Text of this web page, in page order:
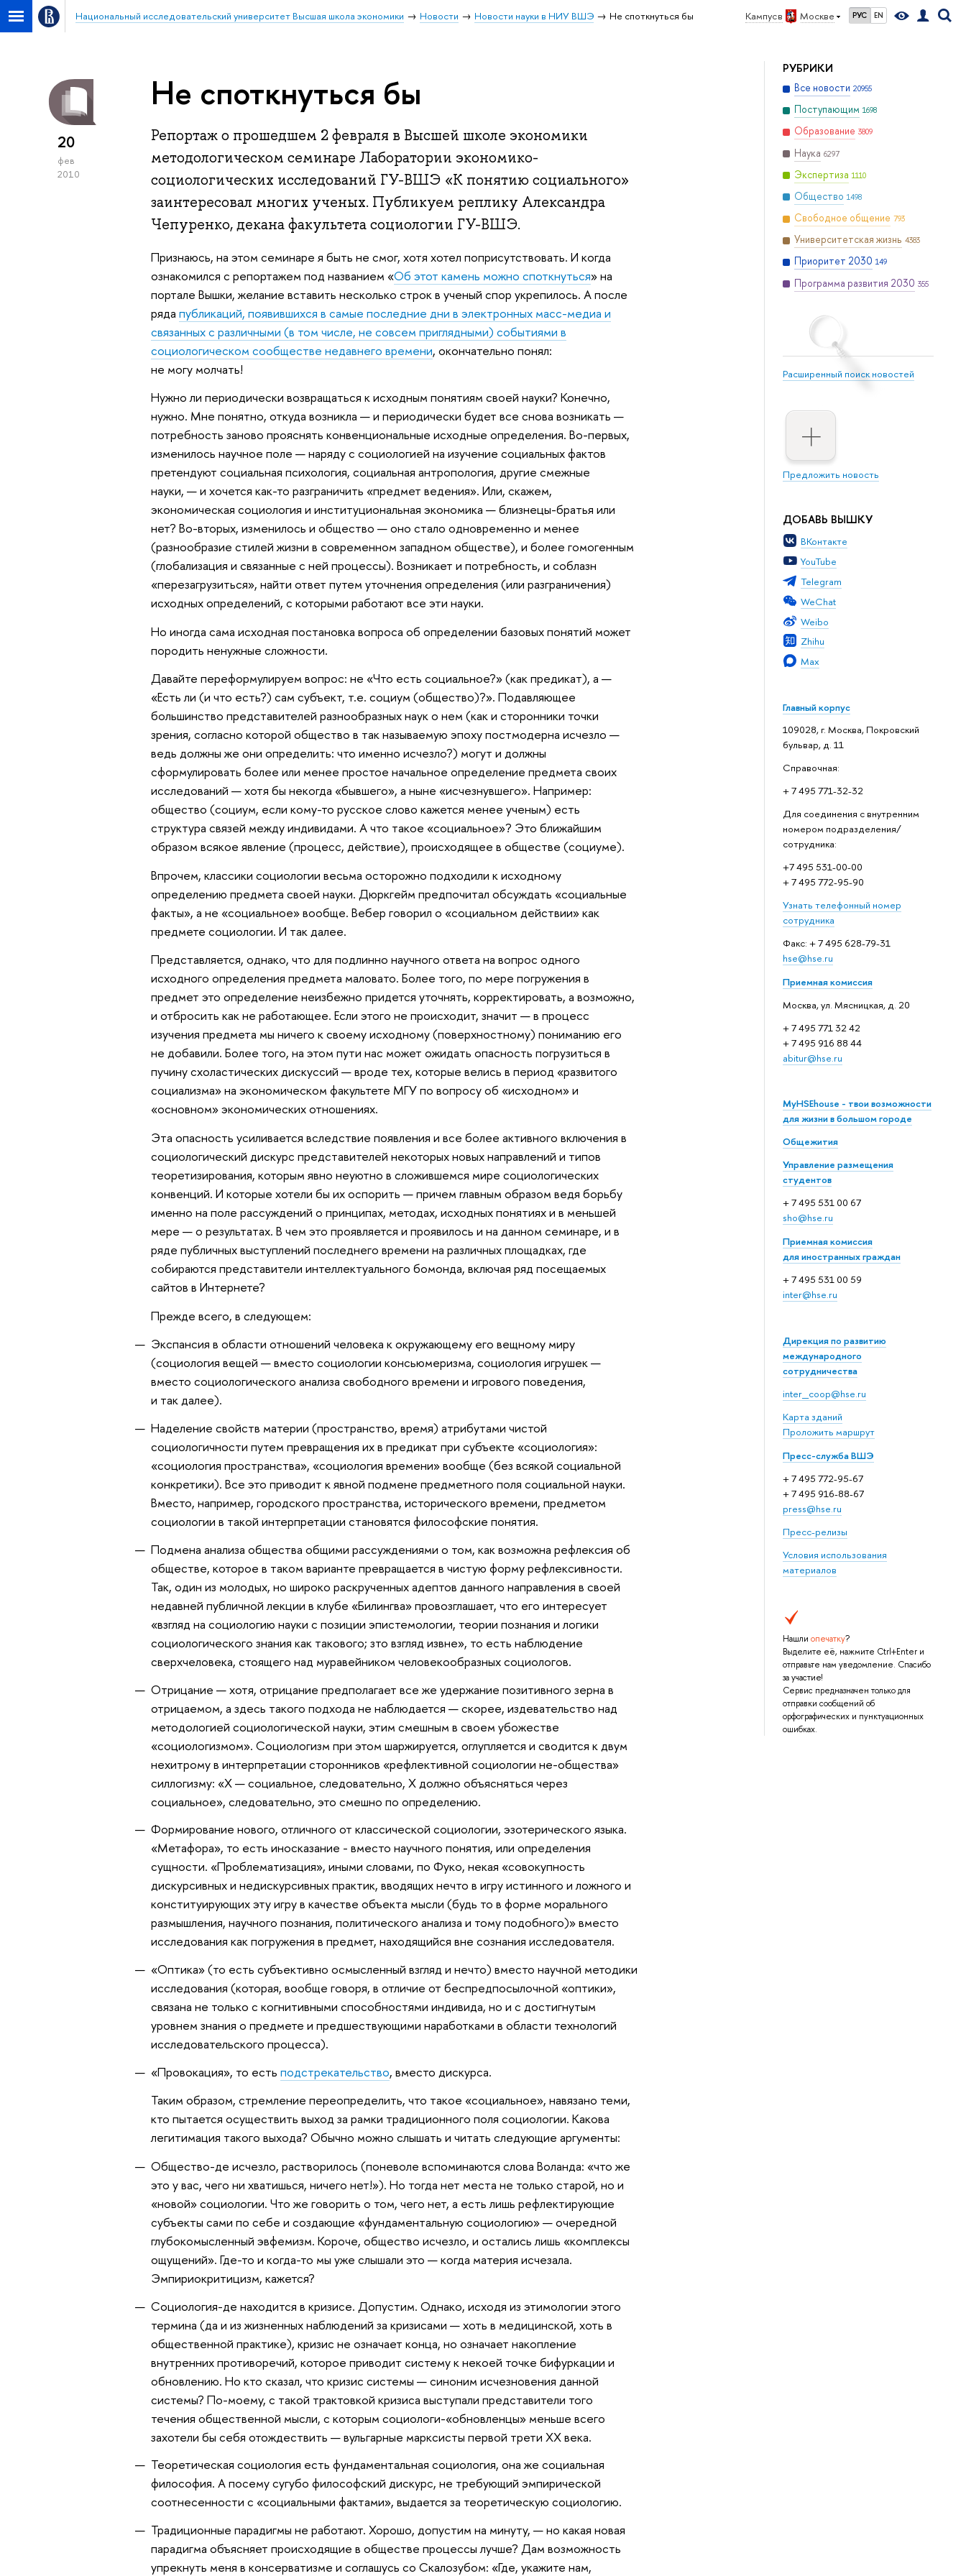
Кампус в Москве РУС EN
Национальный исследовательский университет Высшая школа экономики Новости Новости науки в НИУ ВШЭ Не споткнуться бы
РУБРИКИ
Все новости 20955
Поступающим 1698
Образование 3809
Наука 6297
Экспертиза 1110
Общество 1498
Свободное общение 793
Университетская жизнь 4383
Приоритет 2030 149
Программа развития 2030 355
Расширенный поиск новостей
Предложить новость
ДОБАВЬ ВЫШКУ
ВКонтакте
YouTube
Telegram
WeChat
Weibo
Zhihu
Max
Главный корпус
109028, г. Москва, Покровский
бульвар, д. 11
Справочная:
+ 7 495 771-32-32
Для соединения с внутренним
номером подразделения/
сотрудника:
+7 495 531-00-00
+ 7 495 772-95-90
Узнать телефонный номер
сотрудника
Факс: + 7 495 628-79-31
hse@hse.ru
Приемная комиссия
Москва, ул. Мясницкая, д. 20
+ 7 495 771 32 42
+ 7 495 916 88 44
abitur@hse.ru
MyHSEhouse - твои возможности
для жизни в большом городе
Общежития
Управление размещения
студентов
+ 7 495 531 00 67
sho@hse.ru
Приемная комиссия
для иностранных граждан
+ 7 495 531 00 59
inter@hse.ru
Дирекция по развитию
международного
сотрудничества
inter_coop@hse.ru
Карта зданий
Проложить маршрут
Пресс-служба ВШЭ
+ 7 495 772-95-67
+ 7 495 916-88-67
press@hse.ru
Пресс-релизы
Условия использования
материалов
Нашли опечатку?
Выделите её, нажмите Ctrl+Enter и
отправьте нам уведомление. Спасибо
за участие!
Сервис предназначен только для
отправки сообщений об
орфографических и пунктуационных
ошибках.
20
фев
2010
Не споткнуться бы
Репортаж о прошедшем 2 февраля в Высшей школе экономики
методологическом семинаре Лаборатории экономико-
социологических исследований ГУ-ВШЭ «К понятию социального»
заинтересовал многих ученых. Публикуем реплику Александра
Чепуренко, декана факультета социологии ГУ-ВШЭ.
Признаюсь, на этом семинаре я быть не смог, хотя хотел поприсутствовать. И когда
ознакомился с репортажем под названием «Об этот камень можно споткнуться» на
портале Вышки, желание вставить несколько строк в ученый спор укрепилось. А после
ряда публикаций, появившихся в самые последние дни в электронных масс-медиа и
связанных с различными (в том числе, не совсем приглядными) событиями в
социологическом сообществе недавнего времени, окончательно понял:
не могу молчать!
Нужно ли периодически возвращаться к исходным понятиям своей науки? Конечно,
нужно. Мне понятно, откуда возникла — и периодически будет все снова возникать —
потребность заново прояснять конвенциональные исходные определения. Во-первых,
изменилось научное поле — наряду с социологией на изучение социальных фактов
претендуют социальная психология, социальная антропология, другие смежные
науки, — и хочется как-то разграничить «предмет ведения». Или, скажем,
экономическая социология и институциональная экономика — близнецы-братья или
нет? Во-вторых, изменилось и общество — оно стало одновременно и менее
(разнообразие стилей жизни в современном западном обществе), и более гомогенным
(глобализация и связанные с ней процессы). Возникает и потребность, и соблазн
«перезагрузиться», найти ответ путем уточнения определения (или разграничения)
исходных определений, с которыми работают все эти науки.
Но иногда сама исходная постановка вопроса об определении базовых понятий может
породить ненужные сложности.
Давайте переформулируем вопрос: не «Что есть социальное?» (как предикат), а —
«Есть ли (и что есть?) сам субъект, т.е. социум (общество)?». Подавляющее
большинство представителей разнообразных наук о нем (как и сторонники точки
зрения, согласно которой общество в так называемую эпоху постмодерна исчезло —
ведь должны же они определить: что именно исчезло?) могут и должны
сформулировать более или менее простое начальное определение предмета своих
исследований — хотя бы некогда «бывшего», а ныне «исчезнувшего». Например:
общество (социум, если кому-то русское слово кажется менее ученым) есть
структура связей между индивидами. А что такое «социальное»? Это ближайшим
образом всякое явление (процесс, действие), происходящее в обществе (социуме).
Впрочем, классики социологии весьма осторожно подходили к исходному
определению предмета своей науки. Дюркгейм предпочитал обсуждать «социальные
факты», а не «социальное» вообще. Вебер говорил о «социальном действии» как
предмете социологии. И так далее.
Представляется, однако, что для подлинно научного ответа на вопрос одного
исходного определения предмета маловато. Более того, по мере погружения в
предмет это определение неизбежно придется уточнять, корректировать, а возможно,
и отбросить как не работающее. Если этого не происходит, значит — в процесс
изучения предмета мы ничего к своему исходному (поверхностному) пониманию его
не добавили. Более того, на этом пути нас может ожидать опасность погрузиться в
пучину схоластических дискуссий — вроде тех, которые велись в период «развитого
социализма» на экономическом факультете МГУ по вопросу об «исходном» и
«основном» экономических отношениях.
Эта опасность усиливается вследствие появления и все более активного включения в
социологический дискурс представителей некоторых новых направлений и типов
теоретизирования, которым явно неуютно в сложившемся мире социологических
конвенций. И которые хотели бы их оспорить — причем главным образом ведя борьбу
именно на поле рассуждений о принципах, методах, исходных понятиях и в меньшей
мере — о результатах. В чем это проявляется и проявилось и на данном семинаре, и в
ряде публичных выступлений последнего времени на различных площадках, где
собираются представители интеллектуального бомонда, включая ряд посещаемых
сайтов в Интернете?
Прежде всего, в следующем:
Экспансия в области отношений человека к окружающему его вещному миру
(социология вещей — вместо социологии консьюмеризма, социология игрушек —
вместо социологического анализа свободного времени и игрового поведения,
и так далее).
Наделение свойств материи (пространство, время) атрибутами чистой
социологичности путем превращения их в предикат при субъекте «социология»:
«социология пространства», «социология времени» вообще (без всякой социальной
конкретики). Все это приводит к явной подмене предметного поля социальной науки.
Вместо, например, городского пространства, исторического времени, предметом
социологии в такой интерпретации становятся философские понятия.
Подмена анализа общества общими рассуждениями о том, как возможна рефлексия об
обществе, которое в таком варианте превращается в чистую форму рефлексивности.
Так, один из молодых, но широко раскрученных адептов данного направления в своей
недавней публичной лекции в клубе «Билингва» провозглашает, что его интересует
«взгляд на социологию науки с позиции эпистемологии, теории познания и логики
социологического знания как такового; зто взгляд извне», то есть наблюдение
сверхчеловека, стоящего над муравейником человекообразных социологов.
Отрицание — хотя, отрицание предполагает все же удержание позитивного зерна в
отрицаемом, а здесь такого подхода не наблюдается — скорее, издевательство над
методологией социологической науки, этим смешным в своем убожестве
«социологизмом». Социологизм при этом шаржируется, оглупляется и сводится к двум
нехитрому в интерпретации сторонников «рефлективной социологии не-общества»
силлогизму: «Х — социальное, следовательно, Х должно объясняться через
социальное», следовательно, это смешно по определению.
Формирование нового, отличного от классической социологии, эзотерического языка.
«Метафора», то есть иносказание - вместо научного понятия, или определения
сущности. «Проблематизация», иными словами, по Фуко, некая «совокупность
дискурсивных и недискурсивных практик, вводящих нечто в игру истинного и ложного и
конституирующих эту игру в качестве объекта мысли (будь то в форме морального
размышления, научного познания, политического анализа и тому подобного)» вместо
исследования как погружения в предмет, находящийся вне сознания исследователя.
«Оптика» (то есть субъективно осмысленный взгляд и нечто) вместо научной методики
исследования (которая, вообще говоря, в отличие от беспредпосылочной «оптики»,
связана не только с когнитивными способностями индивида, но и с достигнутым
уровнем знания о предмете и предшествующими наработками в области технологий
исследовательского процесса).
«Провокация», то есть подстрекательство, вместо дискурса.
Таким образом, стремление переопределить, что такое «социальное», навязано теми,
кто пытается осуществить выход за рамки традиционного поля социологии. Какова
легитимация такого выхода? Обычно можно слышать и читать следующие аргументы:
Общество-де исчезло, растворилось (поневоле вспоминаются слова Воланда: «что же
это у вас, чего ни хватишься, ничего нет!»). Но тогда нет места не только старой, но и
«новой» социологии. Что же говорить о том, чего нет, а есть лишь рефлектирующие
субъекты сами по себе и создающие «фундаментальную социологию» — очередной
глубокомысленный эвфемизм. Короче, общество исчезло, и остались лишь «комплексы
ощущений». Где-то и когда-то мы уже слышали это — когда материя исчезала.
Эмпириокритицизм, кажется?
Социология-де находится в кризисе. Допустим. Однако, исходя из этимологии этого
термина (да и из жизненных наблюдений за кризисами — хоть в медицинской, хоть в
общественной практике), кризис не означает конца, но означает накопление
внутренних противоречий, которое приводит систему к некоей точке бифуркации и
обновлению. Но кто сказал, что кризис системы — синоним исчезновения данной
системы? По-моему, с такой трактовкой кризиса выступали представители того
течения общественной мысли, с которым социологи-«обновленцы» меньше всего
захотели бы себя отождествить — вульгарные марксисты первой трети ХХ века.
Теоретическая социология есть фундаментальная социология, она же социальная
философия. А посему сугубо философский дискурс, не требующий эмпирической
соотнесенности с «социальными фактами», выдается за теоретическую социологию.
Традиционные парадигмы не работают. Хорошо, допустим на минуту, — но какая новая
парадигма объясняет происходящие в обществе процессы лучше? Дам возможность
упрекнуть меня в консерватизме и соглашусь со Скалозубом: «Где, укажите нам,